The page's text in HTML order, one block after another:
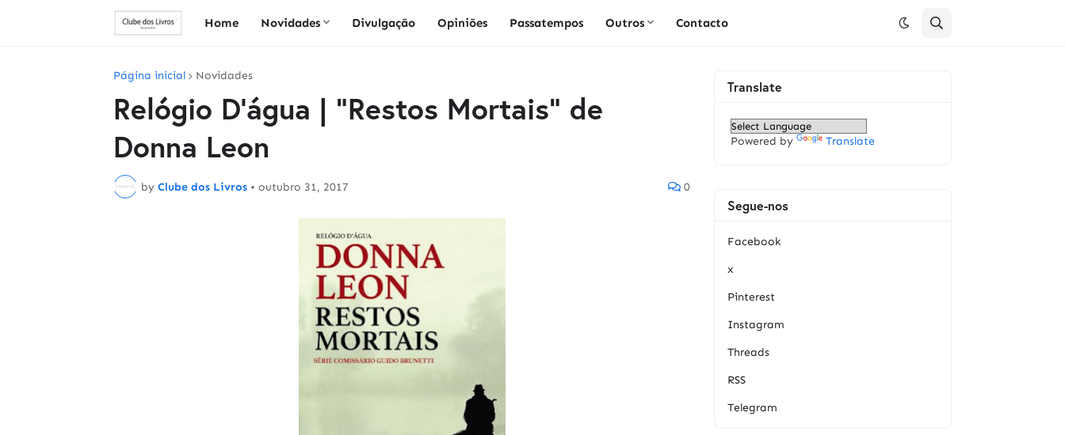
Home Novidades Divulgação Opiniões Passatempos Outros Contacto
Página inicial Novidades
Relógio D'água | "Restos Mortais" de
Donna Leon
by Clube dos Livros • outubro 31, 2017 0
Translate
Powered by Translate
Segue-nos
Facebook
x
Pinterest
Instagram
Threads
RSS
Telegram